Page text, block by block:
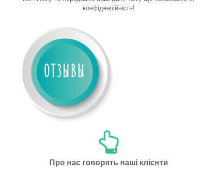
конфіденційність!
Про нас говорять наші клієнти